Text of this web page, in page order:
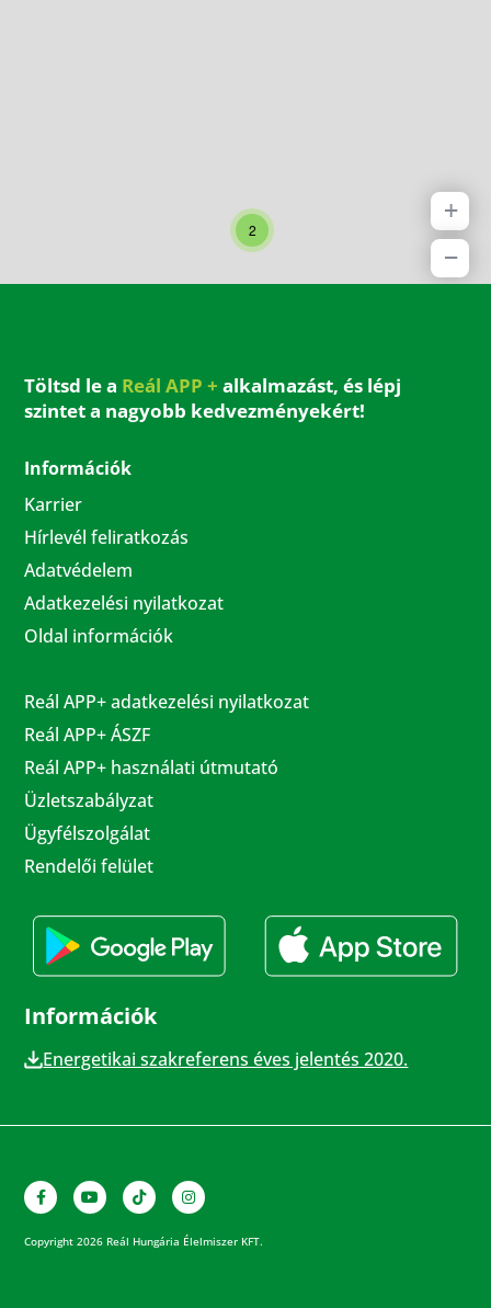
2
+
−
Töltsd le a Reál APP + alkalmazást, és lépj
szintet a nagyobb kedvezményekért!
Információk
Karrier
Hírlevél feliratkozás
Adatvédelem
Adatkezelési nyilatkozat
Oldal információk
Reál APP+ adatkezelési nyilatkozat
Reál APP+ ÁSZF
Reál APP+ használati útmutató
Üzletszabályzat
Ügyfélszolgálat
Rendelői felület
Információk
Energetikai szakreferens éves jelentés 2020.
Copyright 2026 Reál Hungária Élelmiszer KFT.